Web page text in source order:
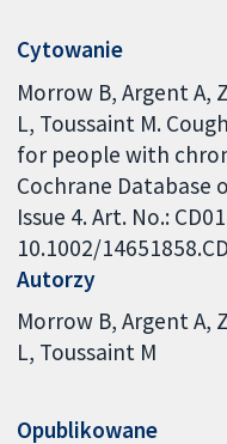
Cytowanie
Morrow B, Argent A,
L, Toussaint M.
for people with
Cochrane Database
Issue 4. Art. No.:
10.1002/
Autorzy
Morrow B Argent A
L Toussaint M
Opublikowane